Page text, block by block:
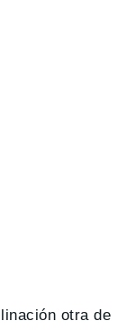
otra de